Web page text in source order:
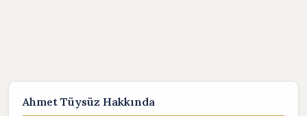
Ahmet Tüysüz Hakkında